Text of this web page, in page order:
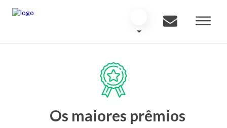
Os maiores prêmios